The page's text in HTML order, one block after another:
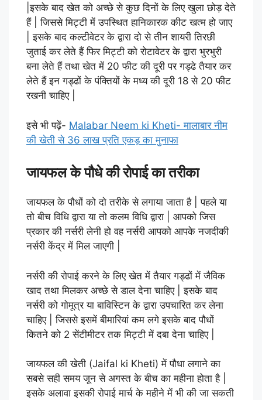
|इसके बाद खेत को अच्छे से कुछ दिनों के लिए खुला छोड़ देते
हैं | जिससे मिट्टी में उपस्थित हानिकारक कीट खत्म हो जाए
| इसके बाद कल्टीवेटर के द्वारा दो से तीन शायरी तिरछी
जुताई कर लेते हैं फिर मिट्टी को रोटावेटर के द्वारा भुरभुरी
बना लेते हैं तथा खेत में 20 फीट की दूरी पर गड्ढे तैयार कर
लेते हैं इन गड्ढों के पंक्तियों के मध्य की दूरी 18 से 20 फीट
रखनी चाहिए |
इसे भी पढ़ें- Malabar Neem ki Kheti- मालाबार नीम
की खेती से 36 लाख प्रति एकड़ का मुनाफा
जायफल के पौधे की रोपाई का तरीका
जायफल के पौधों को दो तरीके से लगाया जाता है | पहले या
तो बीच विधि द्वारा या तो कलम विधि द्वारा | आपको जिस
प्रकार की नर्सरी लेनी हो वह नर्सरी आपको आपके नजदीकी
नर्सरी केंद्र में मिल जाएगी |
नर्सरी की रोपाई करने के लिए खेत में तैयार गड्ढों में जैविक
खाद तथा मिलकर अच्छे से डाल देना चाहिए | इसके बाद
नर्सरी को गोमूत्र या बाविस्टिन के द्वारा उपचारित कर लेना
चाहिए | जिससे इसमें बीमारियां कम लगे इसके बाद पौधों
कितने को 2 सेंटीमीटर तक मिट्टी में दबा देना चाहिए |
जायफल की खेती (Jaifal ki Kheti) में पौधा लगाने का
सबसे सही समय जून से अगस्त के बीच का महीना होता है |
इसके अलावा इसकी रोपाई मार्च के महीने में भी की जा सकती